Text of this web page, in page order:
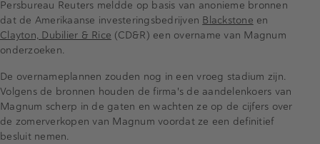
Persbureau Reuters meldde op basis van anonieme bronnen
dat de Amerikaanse investeringsbedrijven Blackstone en
Clayton, Dubilier & Rice (CD&R) een overname van Magnum
onderzoeken.
De overnameplannen zouden nog in een vroeg stadium zijn.
Volgens de bronnen houden de firma's de aandelenkoers van
Magnum scherp in de gaten en wachten ze op de cijfers over
de zomerverkopen van Magnum voordat ze een definitief
besluit nemen.